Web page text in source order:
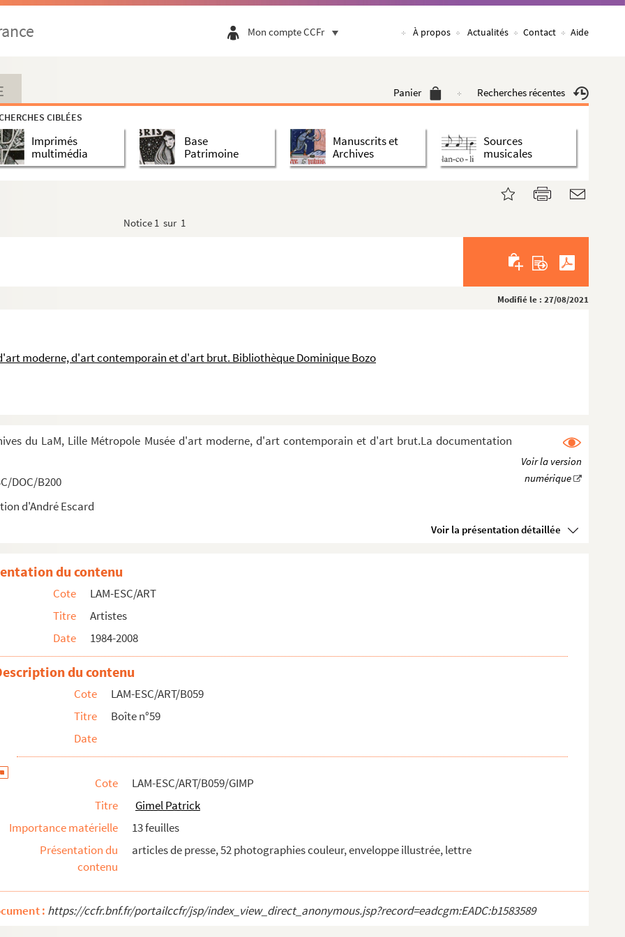
Mon compte CCFr À propos Actualités Contact Aide
Panier Recherches récentes
CIBLÉES
Imprimés
multimédia
Base
Patrimoine
Manuscrits et
Archives
Sources
musicales
Notice 1 sur 1
Modifié le : 27/08/2021
moderne, d'art contemporain et d'art brut. Bibliothèque Dominique Bozo
du LaM, Lille Métropole Musée d'art moderne, d'art contemporain et d'art brut.La documentation
DOC/B200
d'André Escard
Voir la présentation détaillée
du contenu
Cote
LAM-ESC/ART
Titre
Artistes
Date
1984-2008
du contenu
Cote
LAM-ESC/ART/B059
Titre
Boîte n°59
Date
Cote
LAM-ESC/ART/B059/GIMP
Titre
Gimel Patrick
Importance matérielle
13 feuilles
Présentation du
contenu
articles de presse, 52 photographies couleur, enveloppe illustrée, lettre
: https://ccfr.bnf.fr/portailccfr/jsp/index_view_direct_anonymous.jsp?record=eadcgm:EADC:b1583589